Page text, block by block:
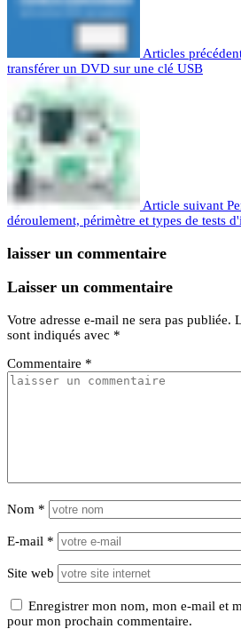
Articles
transférer un DVD sur une clé USB
Article suivant
déroulement, périmètre et types de tests
laisser un commentaire
Laisser un commentaire
Votre adresse e-mail ne sera pas publiée.
sont indiqués avec *
Commentaire *
Nom *
E-mail *
Site web
Enregistrer mon nom, mon e-mail et
pour mon prochain commentaire.